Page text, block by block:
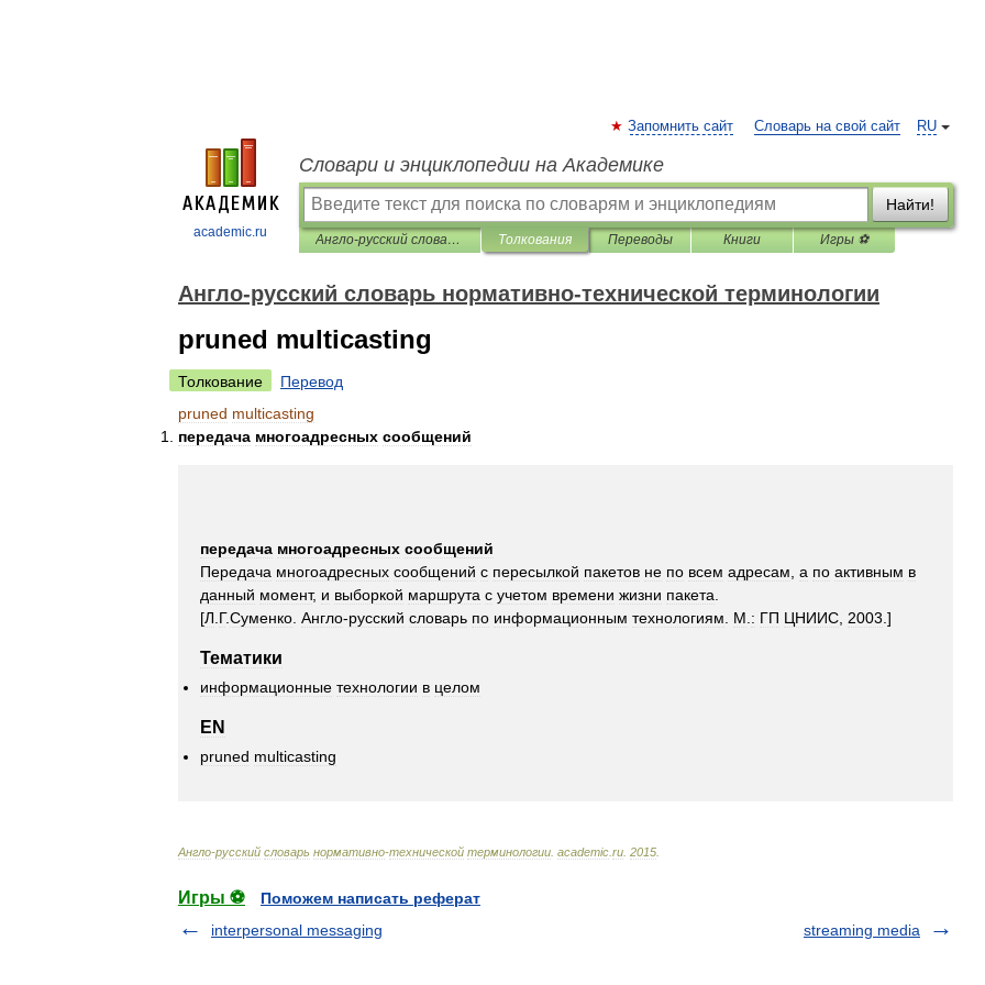
academic.ru
RU
Запомнить сайт Словарь на свой сайт
Словари и энциклопедии на Академике
Найти!
Англо-русский словарь нормативно-технической терминологии Толкования Переводы Книги Игры ⚽
Англо-русский словарь нормативно-технической терминологии
pruned multicasting
Толкование
Перевод
pruned multicasting
передача многоадресных сообщений
передача многоадресных сообщений
Передача многоадресных сообщений с пересылкой пакетов не по всем адресам а по активным в
данный момент, и выборкой маршрута с учетом времени жизни пакета
[Л Г.Суменко Англо-русский словарь по информационным технологиям М : ГП ЦНИИС 2003 .]
Тематики
информационные технологии в целом
EN
pruned multicasting
Англо-русский словарь нормативно-технической терминологии academic ru 2015
Игры ⚽
Поможем написать реферат
interpersonal messaging
streaming media